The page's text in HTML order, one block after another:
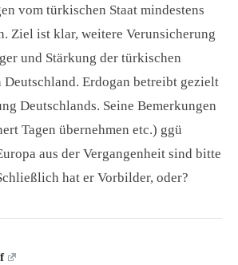
vom türkischen Staat mindestens
Ziel ist klar, weitere Verunsicherung
und Stärkung der türkischen
Deutschland. Erdogan betreibt gezielt
Deutschlands. Seine Bemerkungen
Tagen übernehmen etc.) ggü
aus der Vergangenheit sind bitte
hat er Vorbilder, oder?